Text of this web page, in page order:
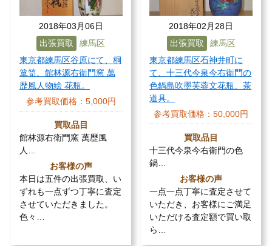
2018年03月06日
出張買取
練馬区
東京都練馬区谷原にて、桐
箪笥、館林源右衛門窯 萬
歴風人物絵 花瓶。
参考買取価格： 5,000円
買取品目
館林源右衛門窯 萬歴風
人…
お客様の声
本日は五件の出張買取、い
ずれも一点ずつ丁寧に査定
させていただきました。
色々…
2018年02月28日
出張買取
練馬区
東京都練馬区石神井町に
て、十三代今泉今右衛門の
色鍋島吹墨芙蓉文花瓶、茶
道具。
参考買取価格：50,000円
買取品目
十三代今泉今右衛門の色
鍋…
お客様の声
一点一点丁寧に査定させて
いただき、お客様にご満足
いただける査定額で買い取
ら…